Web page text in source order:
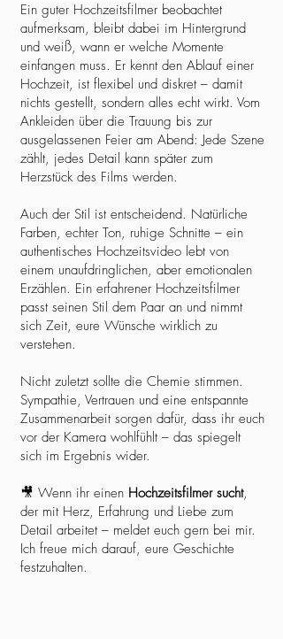
Ein guter Hochzeitsfilmer beobachtet
aufmerksam, bleibt dabei im Hintergrund
und weiß, wann er welche Momente
einfangen muss. Er kennt den Ablauf einer
Hochzeit, ist flexibel und diskret – damit
nichts gestellt, sondern alles echt wirkt. Vom
Ankleiden über die Trauung bis zur
ausgelassenen Feier am Abend: Jede Szene
zählt, jedes Detail kann später zum
Herzstück des Films werden.
Auch der Stil ist entscheidend. Natürliche
Farben, echter Ton, ruhige Schnitte – ein
authentisches Hochzeitsvideo lebt von
einem unaufdringlichen, aber emotionalen
Erzählen. Ein erfahrener Hochzeitsfilmer
passt seinen Stil dem Paar an und nimmt
sich Zeit, eure Wünsche wirklich zu
verstehen.
Nicht zuletzt sollte die Chemie stimmen.
Sympathie, Vertrauen und eine entspannte
Zusammenarbeit sorgen dafür, dass ihr euch
vor der Kamera wohlfühlt – das spiegelt
sich im Ergebnis wider.
🎥 Wenn ihr einen Hochzeitsfilmer sucht,
der mit Herz, Erfahrung und Liebe zum
Detail arbeitet – meldet euch gern bei mir.
Ich freue mich darauf, eure Geschichte
festzuhalten.